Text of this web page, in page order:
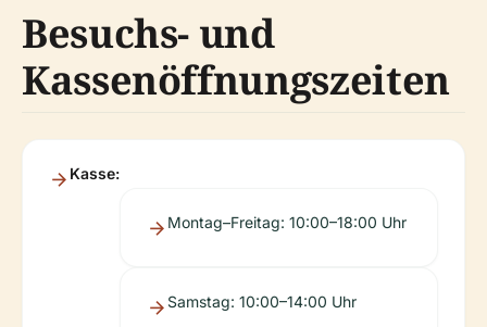
Besuchs- und
Kassenöffnungszeiten
Kasse:
Montag–Freitag: 10:00–18:00 Uhr
Samstag: 10:00–14:00 Uhr